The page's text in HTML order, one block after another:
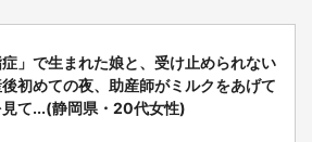
症」で生まれた娘と、受け止められない
初めての夜、助産師がミルクをあげて
見て...(静岡県・20代女性)